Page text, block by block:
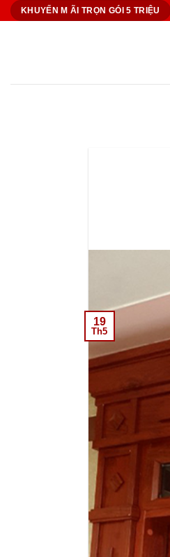
Bỏ
KHUYẾN M ÃI TRỌN GÓI 5 TRIỆU
19
Th5